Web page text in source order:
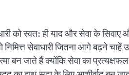
को स्वत: ही याद और सेवा के
सेवाधारी जितना आगे बढ़ने
बन जाते हैं क्योंकि सेवा का